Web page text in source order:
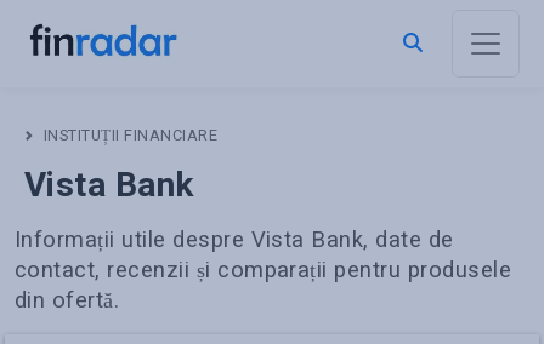
INSTITUȚII FINANCIARE
Vista Bank
Informații utile despre Vista Bank, date de
contact, recenzii și comparații pentru produsele
din ofertă.